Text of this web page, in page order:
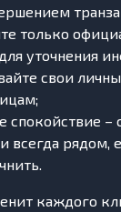
только
уточнения
свои
спокойствие –
всегда рядом,
каждого